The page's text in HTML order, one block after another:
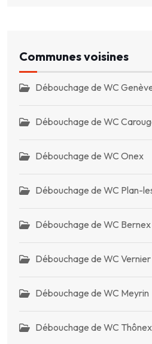
Communes voisines
Débouchage de WC
Débouchage de WC
Débouchage de WC Onex
Débouchage de WC Plan-
Débouchage de WC Bernex
Débouchage de WC Vernier
Débouchage de WC Meyrin
Débouchage de WC Thônex